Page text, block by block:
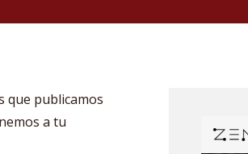
que publicamos
a tu